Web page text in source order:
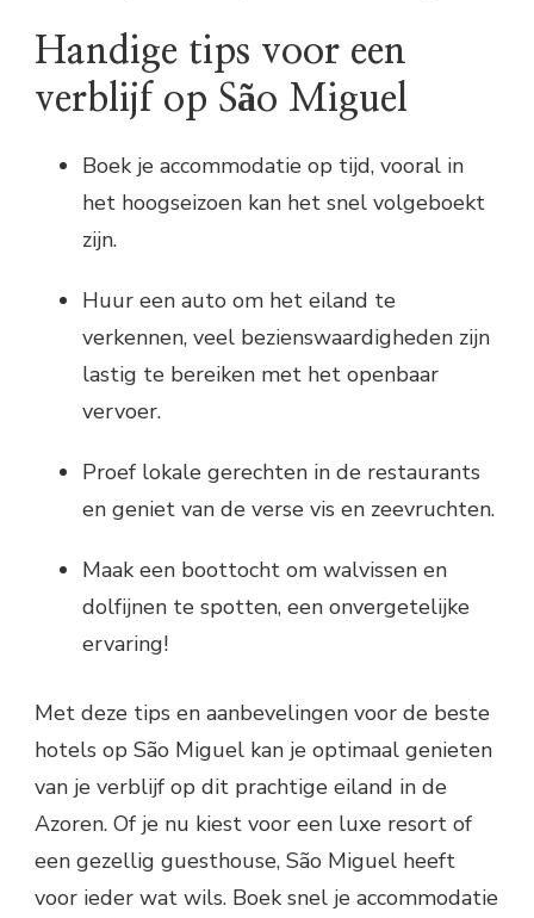
Handige tips voor een
verblijf op São Miguel
Boek je accommodatie op tijd, vooral in
het hoogseizoen kan het snel volgeboekt
zijn.
Huur een auto om het eiland te
verkennen, veel bezienswaardigheden zijn
lastig te bereiken met het openbaar
vervoer.
Proef lokale gerechten in de restaurants
en geniet van de verse vis en zeevruchten.
Maak een boottocht om walvissen en
dolfijnen te spotten, een onvergetelijke
ervaring!
Met deze tips en aanbevelingen voor de beste
hotels op São Miguel kan je optimaal genieten
van je verblijf op dit prachtige eiland in de
Azoren. Of je nu kiest voor een luxe resort of
een gezellig guesthouse, São Miguel heeft
voor ieder wat wils. Boek snel je accommodatie